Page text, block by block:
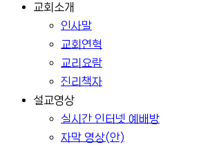
교회소개
인사말
교회연혁
교리요람
진리책자
설교영상
실시간 인터넷 예배방
자막 영상(안)